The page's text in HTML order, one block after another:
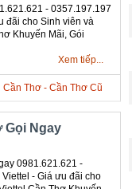
- 0357.197.197
đãi cho Sinh viên và
Khuyến Mãi, Gói
Xem tiếp...
Cần Thơ - Cần Thơ Cũ
Gọi Ngay
0981.621.621 -
- Giá ưu đãi cho